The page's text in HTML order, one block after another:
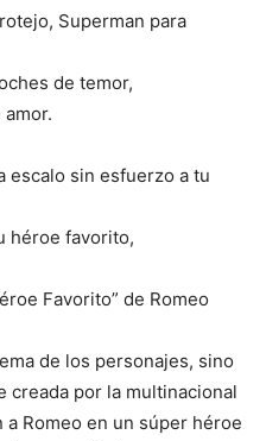
Superman para
de temor,
escalo sin esfuerzo a tu
héroe favorito,
Favorito” de Romeo
de los personajes, sino
creada por la multinacional
Romeo en un súper héroe